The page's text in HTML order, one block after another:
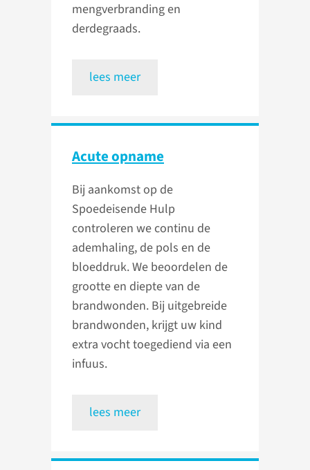
mengverbranding en
derdegraads.
lees meer
Acute opname
Bij aankomst op de
Spoedeisende Hulp
controleren we continu de
ademhaling, de pols en de
bloeddruk. We beoordelen de
grootte en diepte van de
brandwonden. Bij uitgebreide
brandwonden, krijgt uw kind
extra vocht toegediend via een
infuus.
lees meer